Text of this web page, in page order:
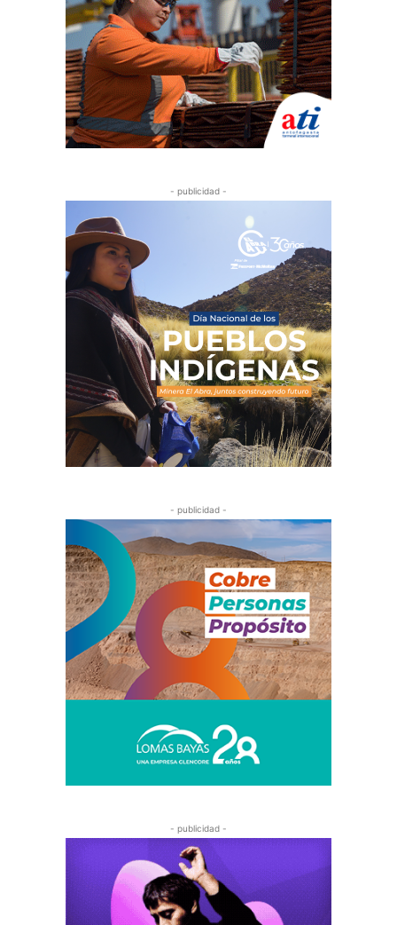
- publicidad -
- publicidad -
- publicidad -